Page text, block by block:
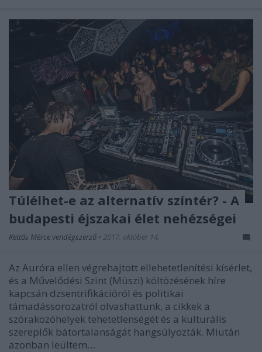
Túlélhet-e az alternatív színtér? - A
budapesti éjszakai élet nehézségei
Kettős Mérce vendégszerző • 2017. október 14.
Az Auróra ellen végrehajtott ellehetetlenítési kísérlet,
és a Művelődési Szint (Müszi) költözésének híre
kapcsán dzsentrifikációról és politikai
támadássorozatról olvashattunk, a cikkek a
szórakozóhelyek tehetetlenségét és a kulturális
szereplők bátortalanságát hangsúlyozták. Miután
azonban leültem…